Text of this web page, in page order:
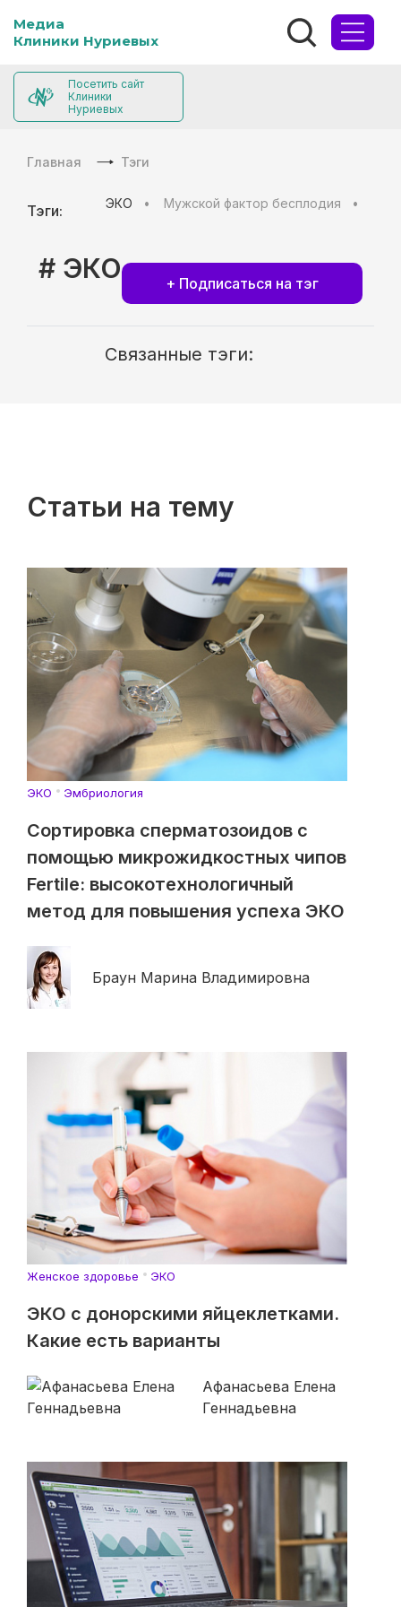
Медиа
Клиники Нуриевых
Посетить сайт
Клиники
Нуриевых
Главная Тэги
Тэги: ЭКО Мужской фактор бесплодия
# ЭКО + Подписаться на тэг
Связанные тэги:
Статьи на тему
ЭКО Эмбриология
Сортировка сперматозоидов с
помощью микрожидкостных чипов
Fertile: высокотехнологичный
метод для повышения успеха ЭКО
Браун Марина Владимировна
Женское здоровье ЭКО
ЭКО с донорскими яйцеклетками.
Какие есть варианты
Афанасьева Елена
Геннадьевна